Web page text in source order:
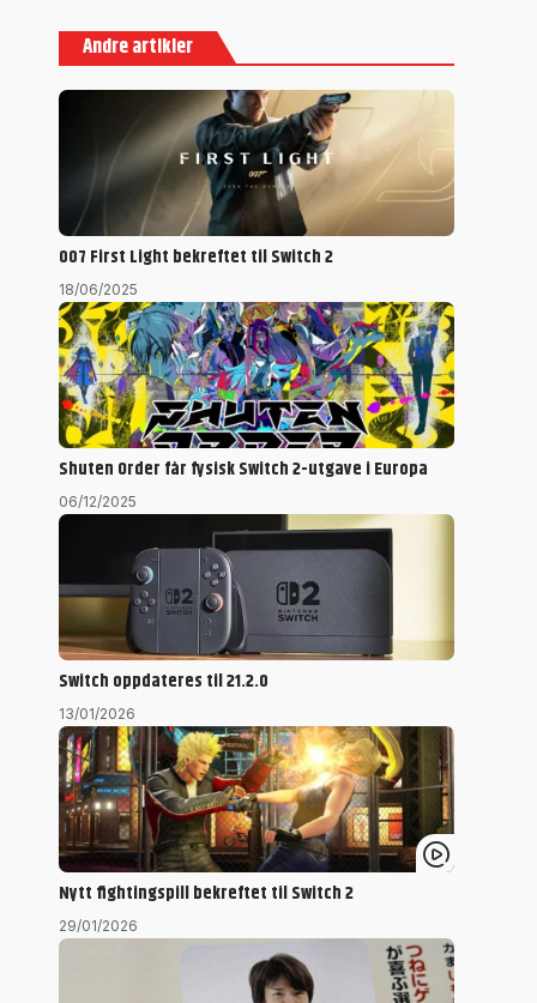
Andre artikler
007 First Light bekreftet til Switch 2
18/06/2025
Shuten Order får fysisk Switch 2-utgave i Europa
06/12/2025
Switch oppdateres til 21.2.0
13/01/2026
Nytt fightingspill bekreftet til Switch 2
29/01/2026